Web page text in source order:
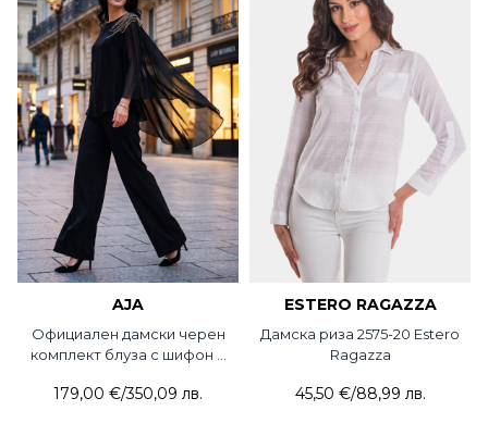
AJA
Официален дамски черен
комплект блуза с шифон и
179,00 €/350,09 лв.
ESTERO RAGAZZA
Дамска риза 2575-20 Estero
Ragazza
45,50 €/88,99 лв.